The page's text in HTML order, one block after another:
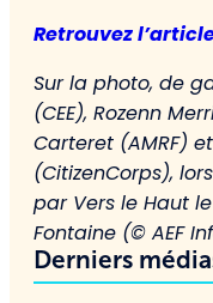
Retrouvez
Sur la photo, de
(CEE), Rozenn
Carteret (AMRF)
(CitizenCorps),
par Vers le Haut
Fontaine (© AEF
Derniers